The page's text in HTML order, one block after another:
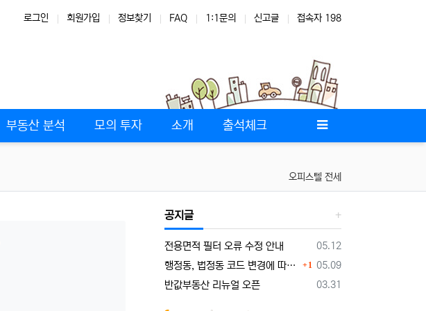
로그인 회원가입 정보찾기 FAQ 1:1문의 신고글 접속자 198
부동산 분석 모의 투자 소개 출석체크
오피스텔 전세
공지글
등록일
05.12
전용면적 필터 오류 수정 안내
등록일
05.09
행정동, 법정동 코드 변경에 따른 데이터 현행화
댓글
1
등록일
03.31
반값부동산 리뉴얼 오픈